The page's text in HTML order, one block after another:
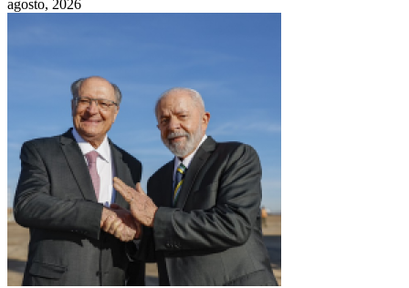
agosto, 2026